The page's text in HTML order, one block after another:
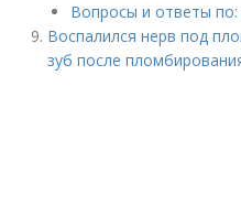
Вопросы и ответы
Воспалился нерв под
зуб после